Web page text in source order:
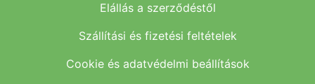
Elállás a szerződéstől
Szállítási és fizetési feltételek
Cookie és adatvédelmi beállítások